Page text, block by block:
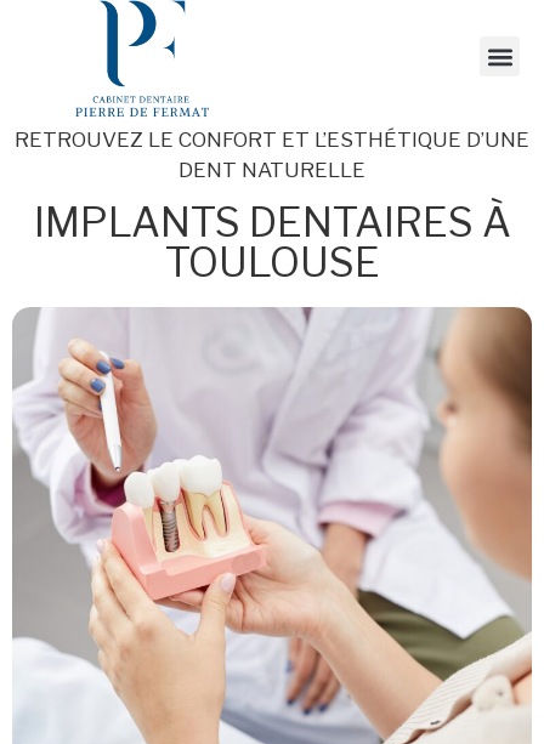
RETROUVEZ LE CONFORT ET L’ESTHÉTIQUE D’UNE
DENT NATURELLE
IMPLANTS DENTAIRES À
TOULOUSE